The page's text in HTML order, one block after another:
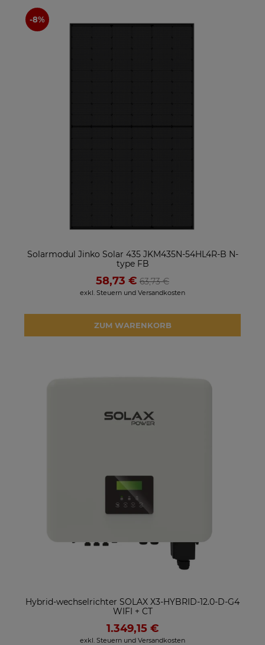
Solarmodul Jinko Solar 435 JKM435N-54HL4R-B N-
type FB
58,73 € 63,73 €
exkl. Steuern und Versandkosten
ZUM WARENKORB
Hybrid-wechselrichter SOLAX X3-HYBRID-12.0-D-G4
WIFI + CT
1.349,15 €
exkl. Steuern und Versandkosten